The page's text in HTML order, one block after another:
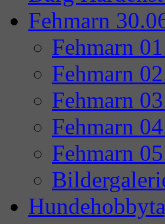
Fehmarn
Fehmarn
Fehmarn
Fehmarn
Fehmarn
Fehmarn